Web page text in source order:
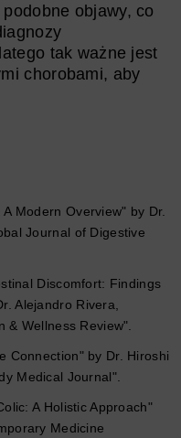
objawy, co
tak ważne jest
chorobami, aby
Modern Overview" by Dr.
Journal of Digestive
Discomfort: Findings
Alejandro Rivera,
Wellness Review".
Connection" by Dr. Hiroshi
Medical Journal".
A Holistic Approach"
Medicine